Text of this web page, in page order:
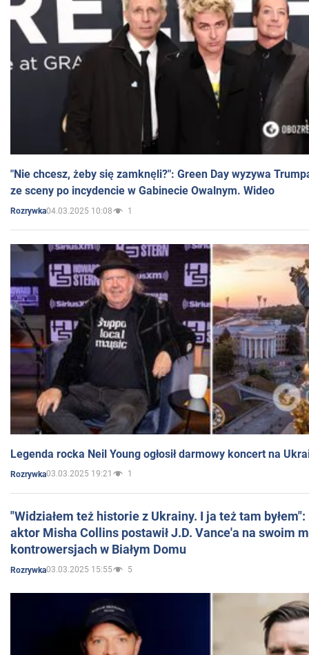
"Nie chcesz, żeby się zamknęli?": Green Day wyzywa
ze sceny po incydencie w Gabinecie Owalnym. Wideo
Rozrywka04.03.2025 10:08 1
Legenda rocka Neil Young ogłosił darmowy koncert na
Rozrywka03.03.2025 19:21 1
"Widziałem też historie z Ukrainy. I ja też tam
aktor Misha Collins postawił J.D. Vance'a na swoim
kontrowersjach w Białym Domu
Rozrywka03.03.2025 15:55 5